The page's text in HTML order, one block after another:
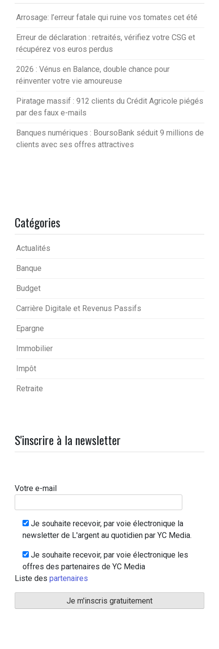
Arrosage: l’erreur fatale qui ruine vos tomates cet été
Erreur de déclaration : retraités, vérifiez votre CSG et
récupérez vos euros perdus
2026 : Vénus en Balance, double chance pour
réinventer votre vie amoureuse
Piratage massif : 912 clients du Crédit Agricole piégés
par des faux e-mails
Banques numériques : BoursoBank séduit 9 millions de
clients avec ses offres attractives
Catégories
Actualités
Banque
Budget
Carrière Digitale et Revenus Passifs
Epargne
Immobilier
Impôt
Retraite
S'inscrire à la newsletter
Votre e-mail
Je souhaite recevoir, par voie électronique la
newsletter de L'argent au quotidien par YC Media.
Je souhaite recevoir, par voie électronique les
offres des partenaires de YC Media
Liste des partenaires